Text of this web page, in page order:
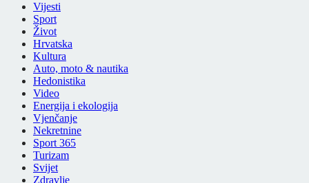
Vijesti
Sport
Život
Hrvatska
Kultura
Auto, moto & nautika
Hedonistika
Video
Energija i ekologija
Vjenčanje
Nekretnine
Sport 365
Turizam
Svijet
Zdravlje